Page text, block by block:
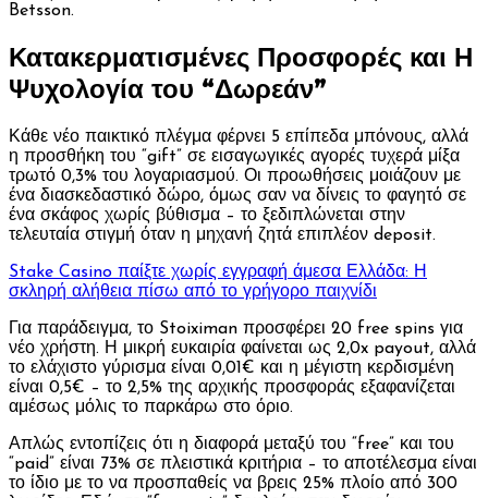
Betsson.
Κατακερματισμένες Προσφορές και Η
Ψυχολογία του “Δωρεάν”
Κάθε νέο παικτικό πλέγμα φέρνει 5 επίπεδα μπόνους, αλλά
η προσθήκη του “gift” σε εισαγωγικές αγορές τυχερά μίξα
τρωτό 0,3% του λογαριασμού. Οι προωθήσεις μοιάζουν με
ένα διασκεδαστικό δώρο, όμως σαν να δίνεις το φαγητό σε
ένα σκάφος χωρίς βύθισμα – το ξεδιπλώνεται στην
τελευταία στιγμή όταν η μηχανή ζητά επιπλέον deposit.
Stake Casino παίξτε χωρίς εγγραφή άμεσα Ελλάδα: Η
σκληρή αλήθεια πίσω από το γρήγορο παιχνίδι
Για παράδειγμα, το Stoiximan προσφέρει 20 free spins για
νέο χρήστη. Η μικρή ευκαιρία φαίνεται ως 2,0x payout, αλλά
το ελάχιστο γύρισμα είναι 0,01€ και η μέγιστη κερδισμένη
είναι 0,5€ – το 2,5% της αρχικής προσφοράς εξαφανίζεται
αμέσως μόλις το παρκάρω στο όριο.
Απλώς εντοπίζεις ότι η διαφορά μεταξύ του “free” και του
“paid” είναι 73% σε πλειστικά κριτήρια – το αποτέλεσμα είναι
το ίδιο με το να προσπαθείς να βρεις 25% πλοίο από 300